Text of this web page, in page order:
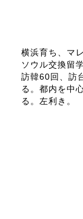
横浜育ち、マ
ソウル交換留
訪韓60回、訪
る。都内を中
る。左利き。